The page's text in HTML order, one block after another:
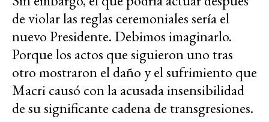
de violar las reglas ceremoniales sería el
nuevo Presidente. Debimos imaginarlo.
Porque los actos que siguieron uno tras
otro mostraron el daño y el sufrimiento que
Macri causó con la acusada insensibilidad
de su significante cadena de transgresiones.